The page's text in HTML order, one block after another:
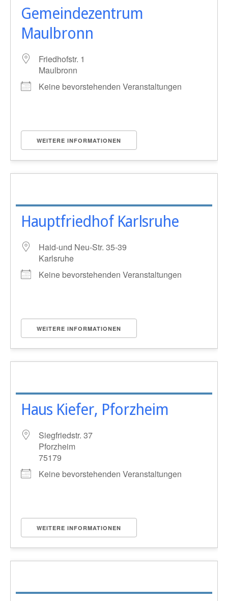
Gemeindezentrum
Maulbronn
Friedhofstr. 1
Maulbronn
Keine bevorstehenden Veranstaltungen
WEITERE INFORMATIONEN
Hauptfriedhof Karlsruhe
Haid-und Neu-Str. 35-39
Karlsruhe
Keine bevorstehenden Veranstaltungen
WEITERE INFORMATIONEN
Haus Kiefer, Pforzheim
Siegfriedstr. 37
Pforzheim
75179
Keine bevorstehenden Veranstaltungen
WEITERE INFORMATIONEN